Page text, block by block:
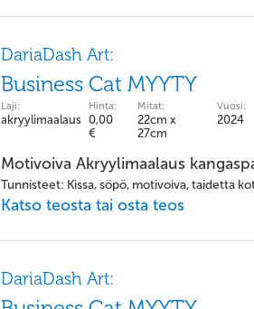
DariaDash Art:
Business Cat MYYTY
Laji:
akryylimaalaus
Hinta:
0,00
€
Mitat:
22cm x
27cm
Vuosi:
2024
Motivoiva Akryylimaalaus
Tunnisteet: Kissa, söpö, motivoiva, taidetta
Katso teosta tai osta teos
DariaDash Art: